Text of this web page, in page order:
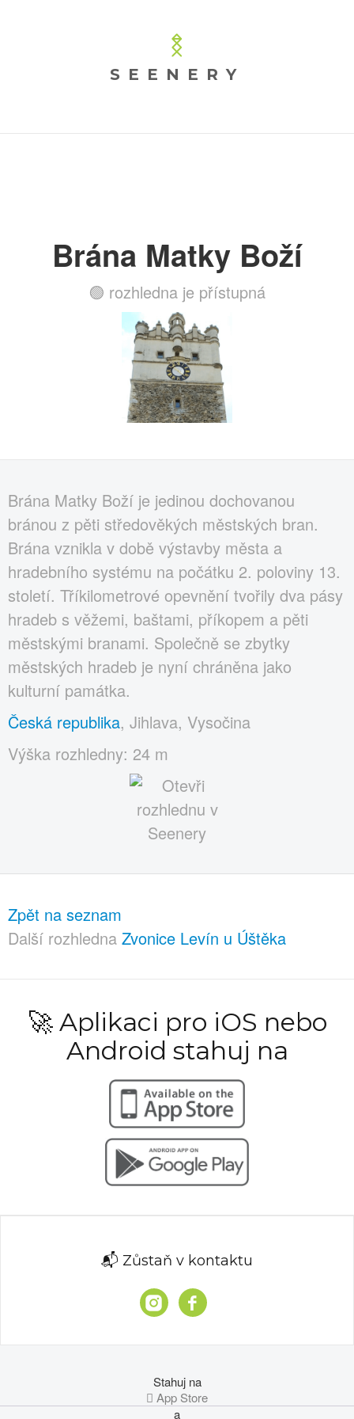
SEENERY
Brána Matky Boží
🟢 rozhledna je přístupná
Brána Matky Boží je jedinou dochovanou
bránou z pěti středověkých městských bran.
Brána vznikla v době výstavby města a
hradebního systému na počátku 2. poloviny 13.
století. Tříkilometrové opevnění tvořily dva pásy
hradeb s věžemi, baštami, příkopem a pěti
městskými branami. Společně se zbytky
městských hradeb je nyní chráněna jako
kulturní památka.
Česká republika, Jihlava, Vysočina
Výška rozhledny: 24 m
Zpět na seznam
Další rozhledna Zvonice Levín u Úštěka
🚀 Aplikaci pro iOS nebo
Android stahuj na
📬 Zůstaň v kontaktu
Stahuj na
 App Store
a